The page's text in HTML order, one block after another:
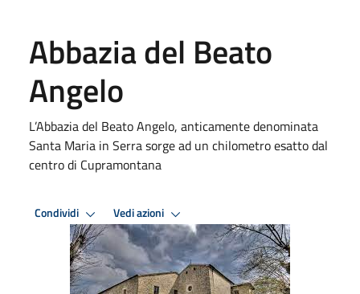
Abbazia del Beato
Angelo
L’Abbazia del Beato Angelo, anticamente denominata
Santa Maria in Serra sorge ad un chilometro esatto dal
centro di Cupramontana
Condividi Vedi azioni